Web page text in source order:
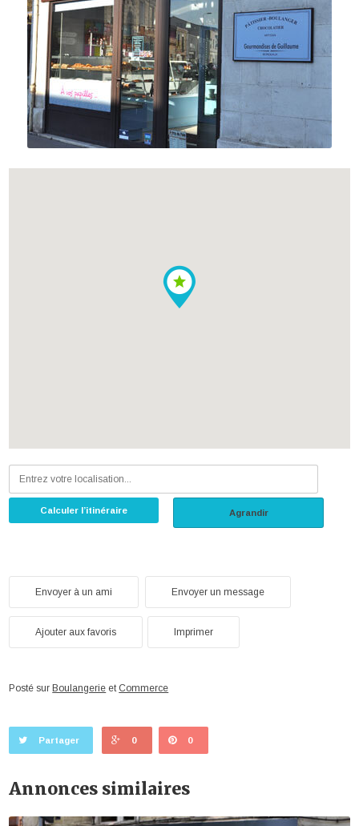
Calculer l’itinéraire Agrandir
Envoyer à un ami Envoyer un message
Ajouter aux favoris Imprimer
Posté surBoulangerie et Commerce
Partager 0 0
Annonces similaires